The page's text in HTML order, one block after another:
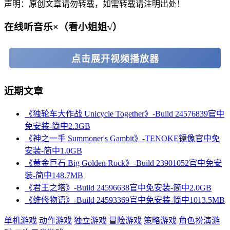
声明：原创文章请勿转载，如需转载请注明出处！
在线听音乐×（看小姐姐√）
点击展开视频播放器
近期文章
《独轮车大作战 Unicycle Together》-Build 24576839官中
免安装-简中2.3GB
《神之一手 Summoner's Gambit》-TENOKE镜像官中免
安装-简中1.0GB
《黄金巨石 Big Golden Rock》-Build 23901052官中免安
装-简中148.7MB
《君王之塔》-Build 24596638官中免安装-简中2.0GB
《维修物语》-Build 24593369官中免安装-简中1013.5MB
单机游戏 动作游戏 独立游戏 冒险游戏 策略游戏 角色扮演游